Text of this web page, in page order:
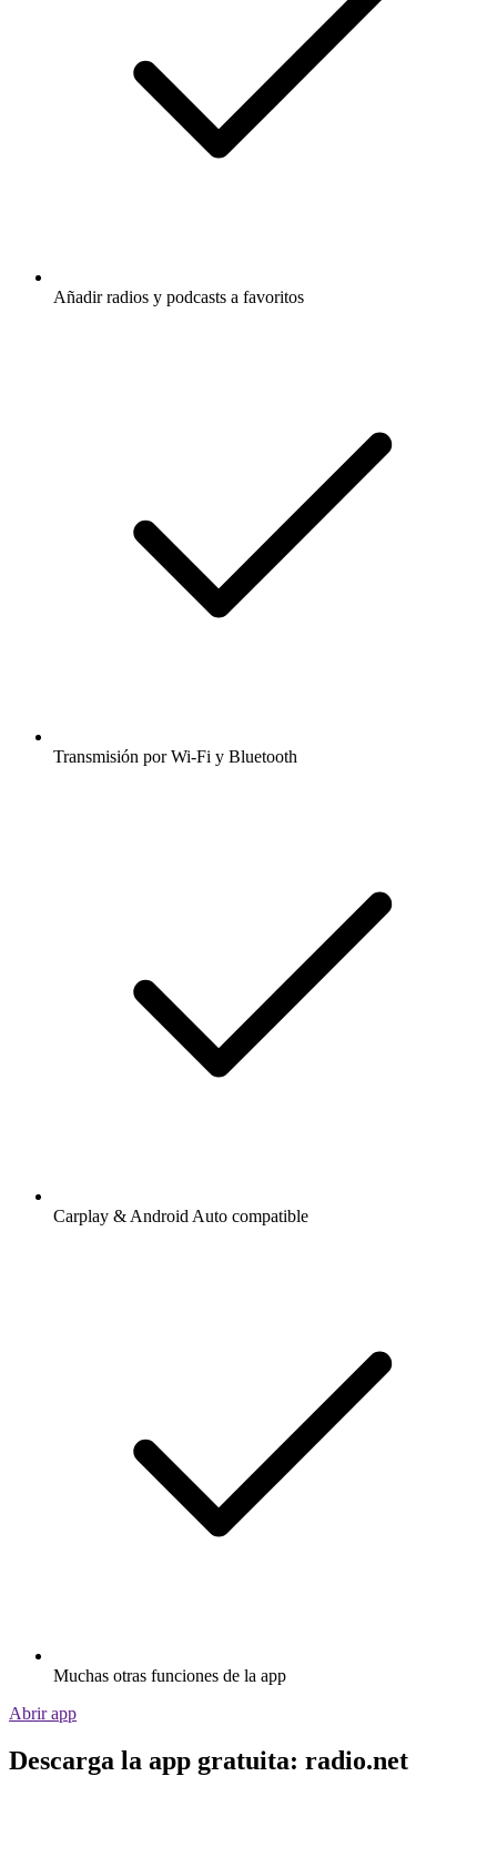
Añadir radios y podcasts a favoritos
Transmisión por Wi-Fi y Bluetooth
Carplay & Android Auto compatible
Muchas otras funciones de la app
Abrir app
Descarga la app gratuita: radio.net